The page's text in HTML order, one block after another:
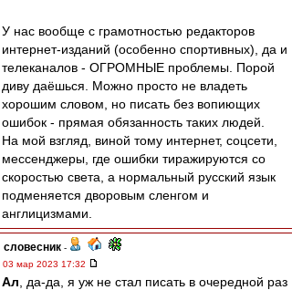
У нас вообще с грамотностью редакторов
интернет-изданий (особенно спортивных), да и
телеканалов - ОГРОМНЫЕ проблемы. Порой
диву даёшься. Можно просто не владеть
хорошим словом, но писать без вопиющих
ошибок - прямая обязанность таких людей.
На мой взгляд, виной тому интернет, соцсети,
мессенджеры, где ошибки тиражируются со
скоростью света, а нормальный русский язык
подменяется дворовым сленгом и
англицизмами.
словесник -
03 мар 2023 17:32
Ал , да-да, я уж не стал писать в очередной раз